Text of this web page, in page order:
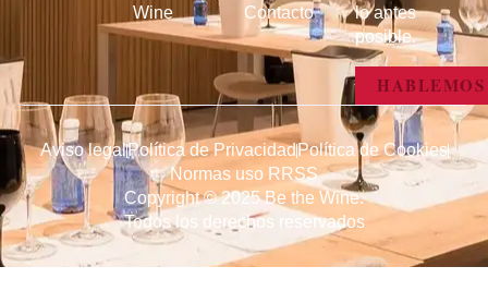
Wine
Contacto
lo antes
posible.
HABLEMOS
Copyright © 2025 Be the Wine.
Todos los derechos reservados
Aviso legalPolítica de PrivacidadPolítica de Cookies
Normas uso RRSS